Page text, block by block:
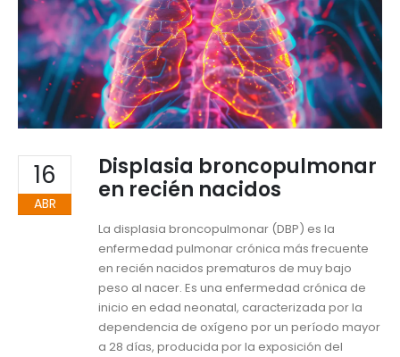
16
ABR
Displasia broncopulmonar
en recién nacidos
La displasia broncopulmonar (DBP) es la
enfermedad pulmonar crónica más frecuente
en recién nacidos prematuros de muy bajo
peso al nacer. Es una enfermedad crónica de
inicio en edad neonatal, caracterizada por la
dependencia de oxígeno por un período mayor
a 28 días, producida por la exposición del